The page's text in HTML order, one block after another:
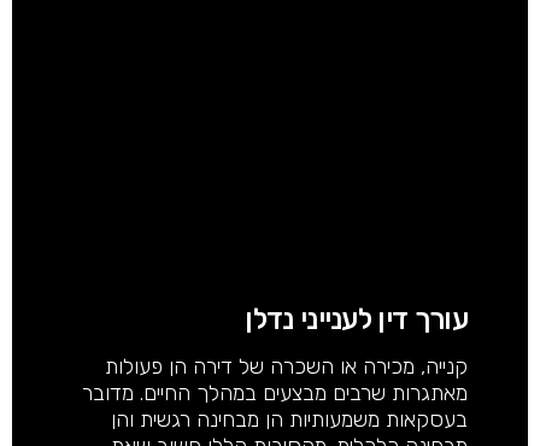
עורך דין לענייני נדלן
קנייה, מכירה או השכרה של דירה הן פעולות
מאתגרות שרבים מבצעים במהלך החיים. מדובר
בעסקאות משמעותיות הן מבחינה רגשית והן